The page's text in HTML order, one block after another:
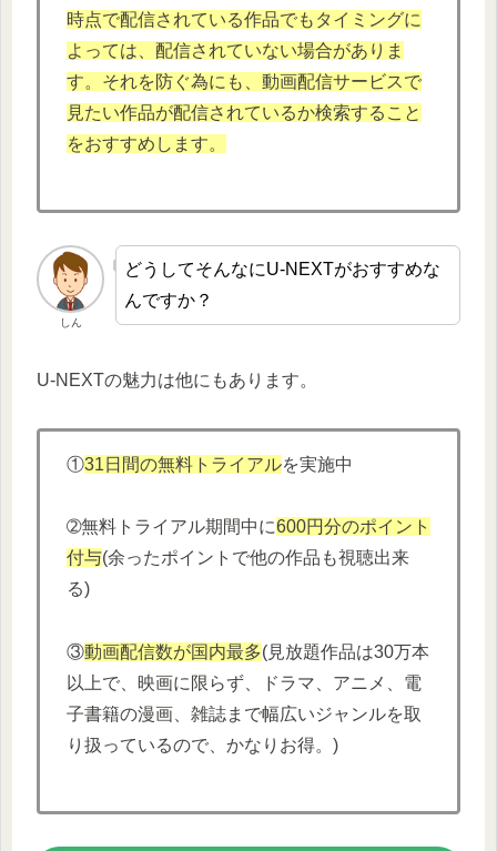
時点で配信されている作品でもタイミングに
よっては、配信されていない場合がありま
す。それを防ぐ為にも、動画配信サービスで
見たい作品が配信されているか検索すること
をおすすめします。
しん
どうしてそんなにU-NEXTがおすすめな
んですか？
U-NEXTの魅力は他にもあります。
①31日間の無料トライアルを実施中
➁無料トライアル期間中に600円分のポイント
付与(余ったポイントで他の作品も視聴出来
る)
③動画配信数が国内最多(見放題作品は30万本
以上で、映画に限らず、ドラマ、アニメ、電
子書籍の漫画、雑誌まで幅広いジャンルを取
り扱っているので、かなりお得。)